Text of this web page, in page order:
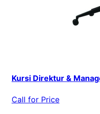
Kursi Direktur &
Call for Price